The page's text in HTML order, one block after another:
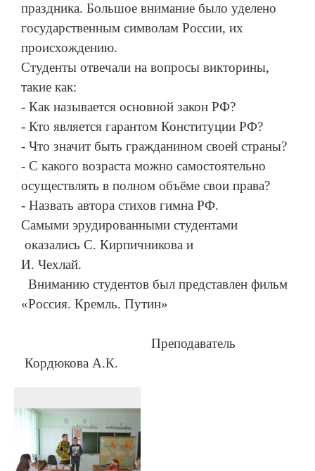
праздника. Большое внимание было уделено
государственным символам России, их
происхождению.
Студенты отвечали на вопросы викторины,
такие как:
- Как называется основной закон РФ?
- Кто является гарантом Конституции РФ?
- Что значит быть гражданином своей страны?
- С какого возраста можно самостоятельно
осуществлять в полном объёме свои права?
- Назвать автора стихов гимна РФ.
Самыми эрудированными студентами
оказались С. Кирпичникова и
И. Чехлай.
Вниманию студентов был представлен фильм
«Россия. Кремль. Путин»
Преподаватель
Кордюкова А.К.